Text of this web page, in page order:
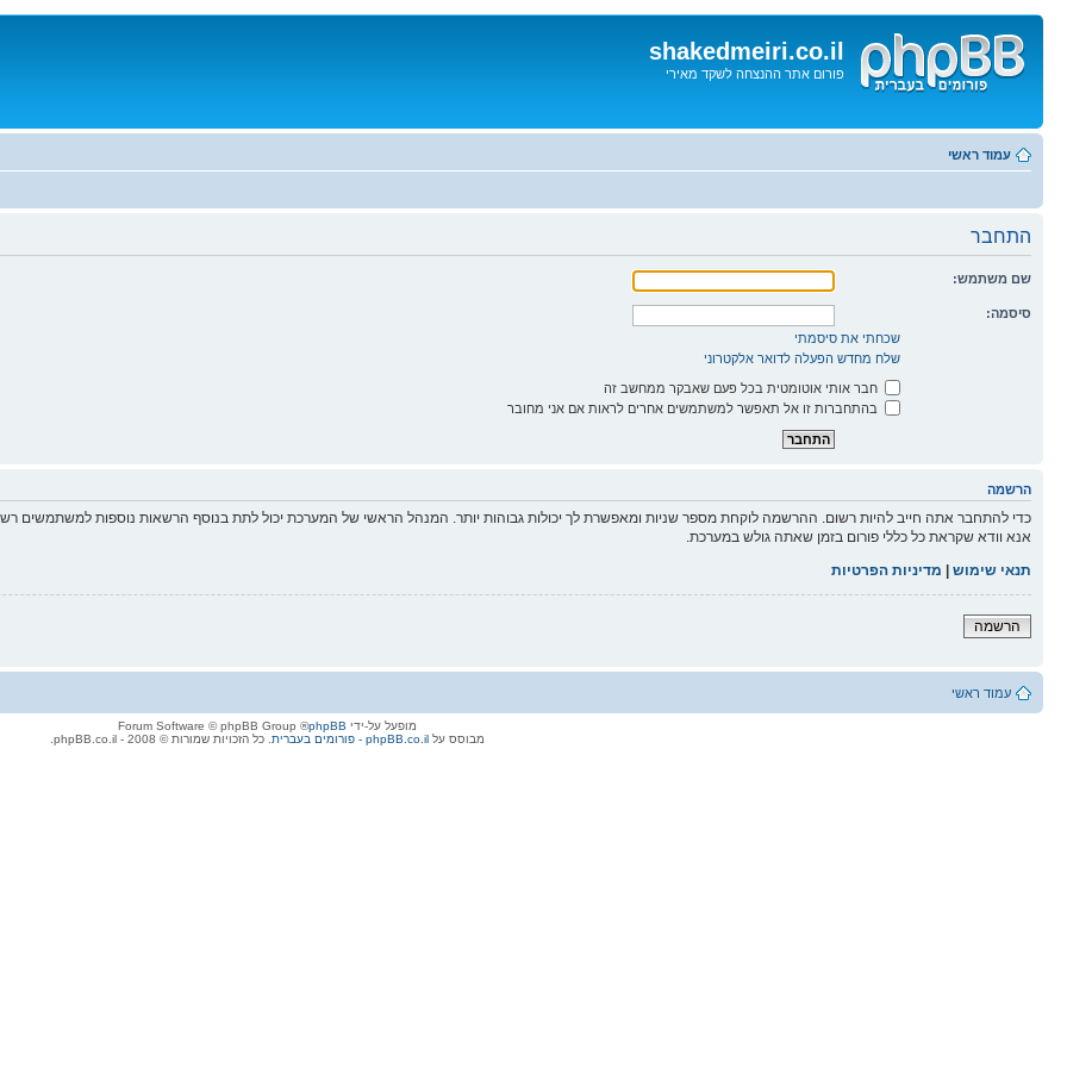
shakedmeiri.co.il
פורום אתר ההנצחה לשקד מאירי
לתוכן
עמוד ראשי
התחבר
שם משתמש:
סיסמה:
שכחתי את סיסמתי
שלח מחדש הפעלה לדואר אלקטרוני
חבר אותי אוטומטית בכל פעם שאבקר ממחשב זה
בהתחברות זו אל תאפשר למשתמשים אחרים לראות אם אני מחובר
הרשמה
כדי להתחבר אתה חייב להיות רשום. ההרשמה לוקחת מספר שניות ומאפשרת לך יכולות גבוהות יותר. המנהל הראשי של המערכת יכול לתת בנוסף הרשאות נוספות למשתמשים
אנא וודא שקראת כל כללי פורום בזמן שאתה גולש במערכת.
תנאי שימוש | מדיניות הפרטיות
הרשמה
עמוד ראשי
מופעל על-ידי phpBB
® Forum Software © phpBB Group
מבוסס עלphpBB.co.il - פורומים בעברית . כל הזכויות שמורות © 2008 - phpBB.co.il.